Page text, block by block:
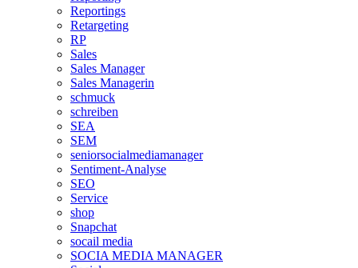
Reportings
Retargeting
RP
Sales
Sales Manager
Sales Managerin
schmuck
schreiben
SEA
SEM
seniorsocialmediamanager
Sentiment-Analyse
SEO
Service
shop
Snapchat
socail media
SOCIA MEDIA MANAGER